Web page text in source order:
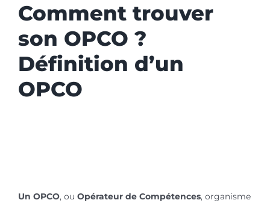
Comment trouver
son OPCO ?
Définition d’un
OPCO
Un OPCO, ou Opérateur de Compétences, organisme